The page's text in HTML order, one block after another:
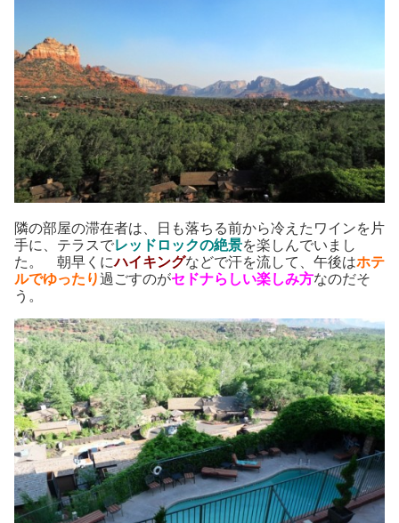
隣の部屋の滞在者は、日も落ちる前から冷えたワインを片
手に、テラスでレッドロックの絶景を楽しんでいまし
た。 朝早くにハイキングなどで汗を流して、午後はホテ
ルでゆったり過ごすのがセドナらしい楽しみ方なのだそ
う。